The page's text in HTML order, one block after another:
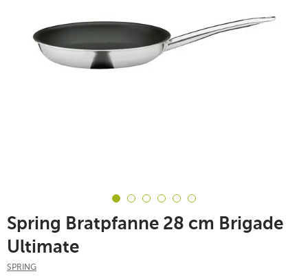
Spring Bratpfanne 28 cm Brigade
Ultimate
SPRING